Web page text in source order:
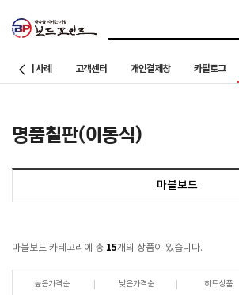
칠판설치 사례 고객센터 개인결제창 카탈로그
명품칠판(이동식)
마블보드
마블보드 카테고리에 총 15개의 상품이 있습니다.
높은가격순 낮은가격순 히트상품